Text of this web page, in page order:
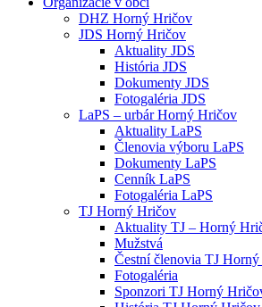
DHZ Horný Hričov
JDS Horný Hričov
Aktuality JDS
História JDS
Dokumenty JDS
Fotogaléria JDS
LaPS – urbár Horný Hričov
Aktuality LaPS
Členovia výboru LaPS
Dokumenty LaPS
Cenník LaPS
Fotogaléria LaPS
TJ Horný Hričov
Aktuality TJ – Horný
Mužstvá
Čestní členovia TJ
Fotogaléria
Sponzori TJ Horný